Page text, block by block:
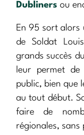
Dubliners ou
En 95 sort alors
de Soldat
grands succès
leur permet
public, bien que
au tout début.
faire de
régionales, sans